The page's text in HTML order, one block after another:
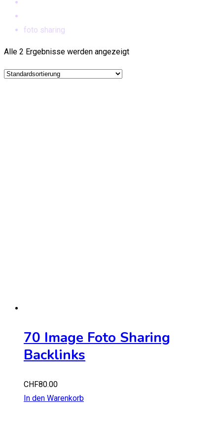
foto sharing
Alle 2 Ergebnisse werden angezeigt
70 Image Foto Sharing
Backlinks
CHF80.00
In den Warenkorb